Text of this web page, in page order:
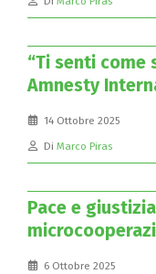
“Ti senti come
Amnesty
14 Ottobre 2025
Di Marco Piras
Pace e
6 Ottobre 2025